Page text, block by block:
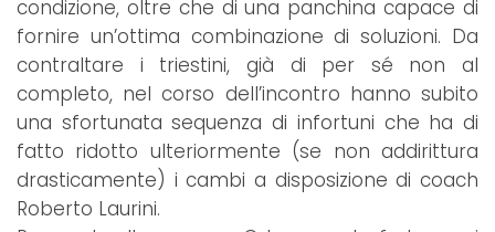
condizione, oltre che di una panchina capace di
fornire un’ottima combinazione di soluzioni. Da
contraltare i triestini, già di per sé non al
completo, nel corso dell’incontro hanno subito
una sfortunata sequenza di infortuni che ha di
fatto ridotto ulteriormente (se non addirittura
drasticamente) i cambi a disposizione di coach
Roberto Laurini.